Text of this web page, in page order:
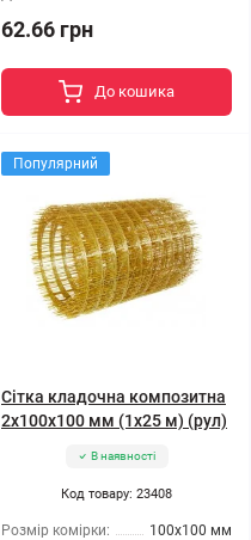
62.66 грн
До кошика
Популярний
Сітка кладочна композитна
2x100x100 мм (1x25 м) (рул)
В наявності
Код товару: 23408
Розмір комірки:
100x100 мм